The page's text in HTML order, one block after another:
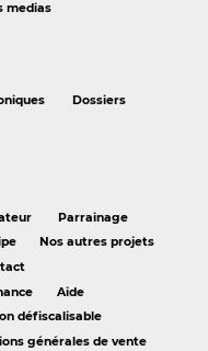
medias
Dossiers
Parrainage
Nos autres projets
Aide
défiscalisable
générales de vente